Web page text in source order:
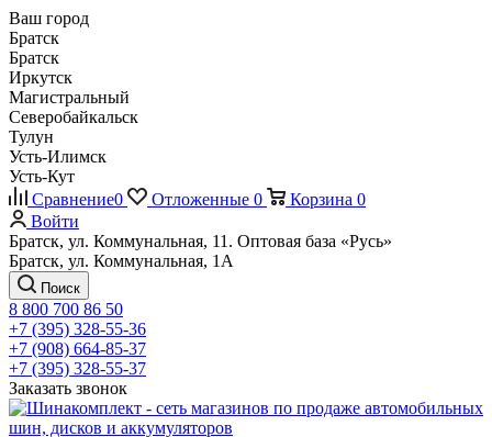
Ваш город
Братск
Братск
Иркутск
Магистральный
Северобайкальск
Тулун
Усть-Илимск
Усть-Кут
Сравнение0 Отложенные 0 Корзина 0
Войти
Братск, ул. Коммунальная, 11. Оптовая база «Русь»
Братск, ул. Коммунальная, 1А
Поиск
8 800 700 86 50
+7 (395) 328-55-36
+7 (908) 664-85-37
+7 (395) 328-55-37
Заказать звонок